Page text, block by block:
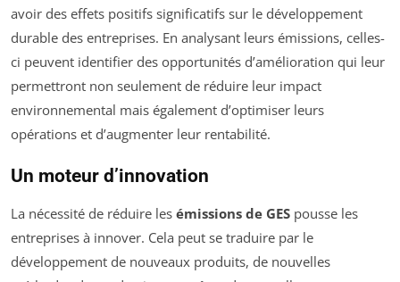
avoir des effets positifs significatifs sur le développement
durable des entreprises. En analysant leurs émissions, celles-
ci peuvent identifier des opportunités d’amélioration qui leur
permettront non seulement de réduire leur impact
environnemental mais également d’optimiser leurs
opérations et d’augmenter leur rentabilité.
Un moteur d’innovation
La nécessité de réduire les émissions de GES pousse les
entreprises à innover. Cela peut se traduire par le
développement de nouveaux produits, de nouvelles